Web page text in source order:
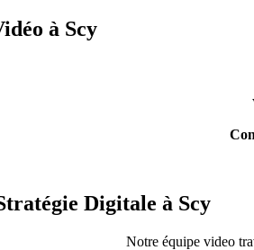
à Scy
Digitale à Scy
Notre équipe video